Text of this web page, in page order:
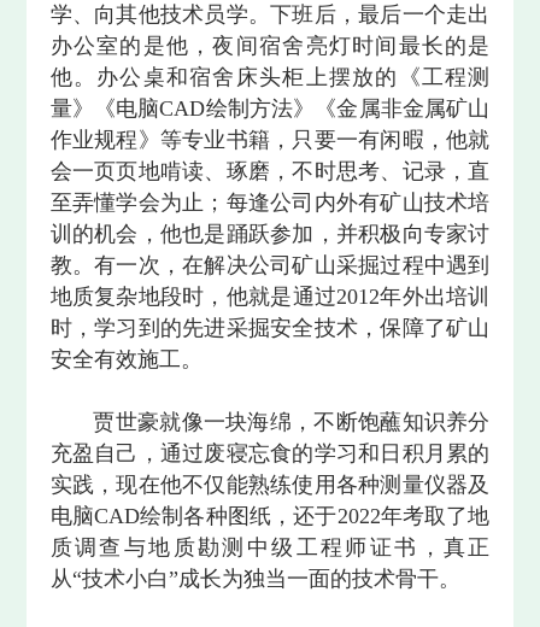
学、向其他技术员学。下班后，最后一个走出
办公室的是他，夜间宿舍亮灯时间最长的是
他。办公桌和宿舍床头柜上摆放的《工程测
量》《电脑CAD绘制方法》《金属非金属矿山
作业规程》等专业书籍，只要一有闲暇，他就
会一页页地啃读、琢磨，不时思考、记录，直
至弄懂学会为止；每逢公司内外有矿山技术培
训的机会，他也是踊跃参加，并积极向专家讨
教。有一次，在解决公司矿山采掘过程中遇到
地质复杂地段时，他就是通过2012年外出培训
时，学习到的先进采掘安全技术，保障了矿山
安全有效施工。
贾世豪就像一块海绵，不断饱蘸知识养分
充盈自己，通过废寝忘食的学习和日积月累的
实践，现在他不仅能熟练使用各种测量仪器及
电脑CAD绘制各种图纸，还于2022年考取了地
质调查与地质勘测中级工程师证书，真正
从“技术小白”成长为独当一面的技术骨干。